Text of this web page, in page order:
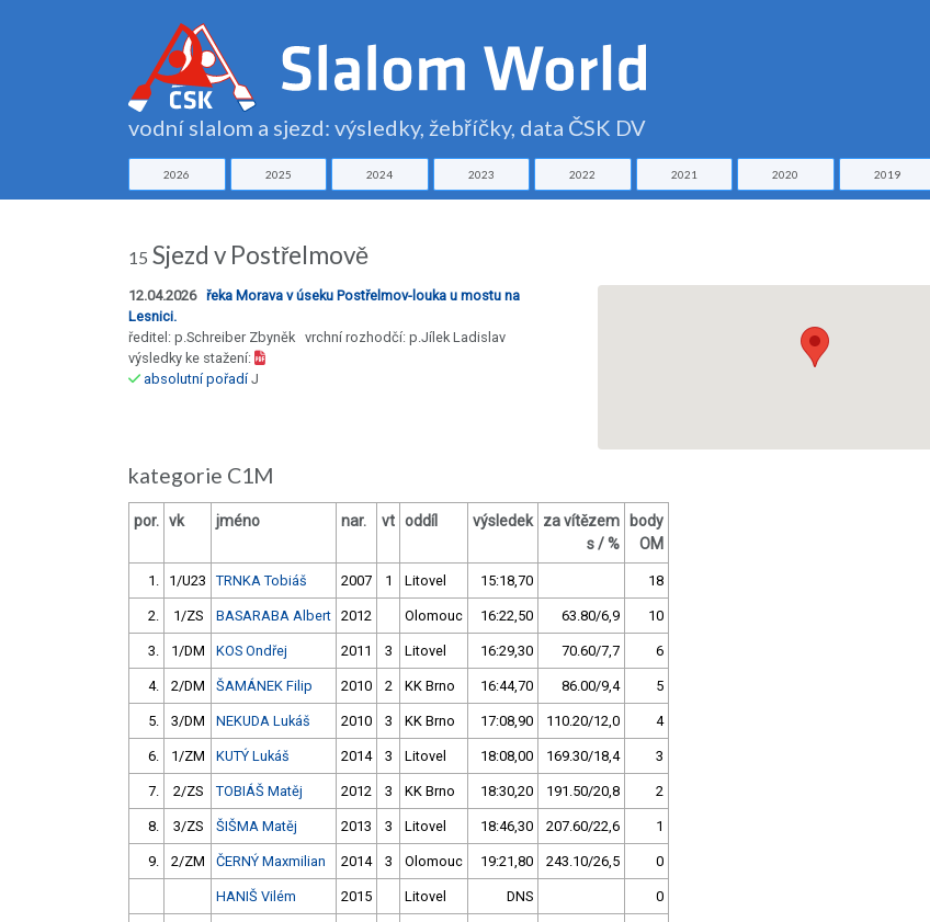
vodní slalom a sjezd: výsledky, žebříčky, data ČSK DV
2026 2025 2024 2023 2022 2021 2020 2019
15 Sjezd v Postřelmově
12.04.2026 řeka Morava v úseku Postřelmov-louka u mostu na
Lesnici.
ředitel: p.Schreiber Zbyněk vrchní rozhodčí: p.Jílek Ladislav
výsledky ke stažení:
absolutní pořadíJ
kategorie C1M
por. vk jméno nar. vt oddíl výsledek
za vítězem
s / %
body
OM
1. 1/U23 TRNKA Tobiáš 2007 1 Litovel 15:18,70 18
2. 1/ZS BASARABA Albert 2012 Olomouc 16:22,50 63.80/6,9 10
3. 1/DM KOS Ondřej 2011 3 Litovel 16:29,30 70.60/7,7 6
4. 2/DM ŠAMÁNEK Filip 2010 2 KK Brno 16:44,70 86.00/9,4 5
5. 3/DM NEKUDA Lukáš 2010 3 KK Brno 17:08,90 110.20/12,0 4
6. 1/ZM KUTÝ Lukáš 2014 3 Litovel 18:08,00 169.30/18,4 3
7. 2/ZS TOBIÁŠ Matěj 2012 3 KK Brno 18:30,20 191.50/20,8 2
8. 3/ZS ŠIŠMA Matěj 2013 3 Litovel 18:46,30 207.60/22,6 1
9. 2/ZM ČERNÝ Maxmilian 2014 3 Olomouc 19:21,80 243.10/26,5 0
HANIŠ Vilém 2015 Litovel DNS 0